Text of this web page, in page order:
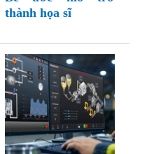
thành họa sĩ